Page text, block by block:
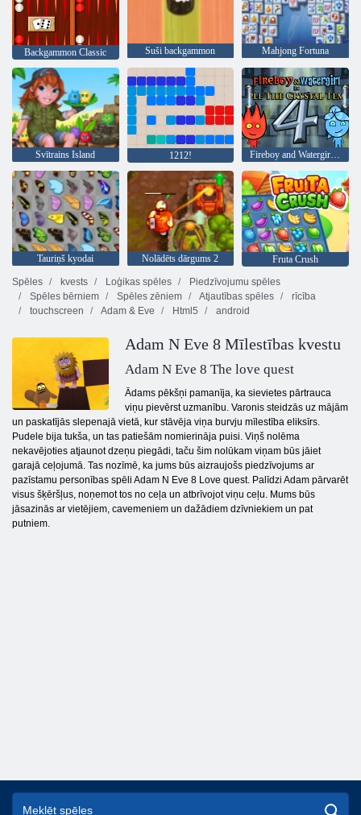
Backgammon Classic Suši backgammon Mahjong Fortuna
Svītrains Island 1212! Fireboy and Watergirl 4: Kristāla templis
Tauriņš kyodai Nolādēts dārgums 2
Fruta Crush
Spēles
kvests Loģikas spēles
Piedzīvojumu spēles
Spēles bērniem
Spēles zēniem Atjautības spēles
rīcība
touchscreen
Adam & Eve Html5 android
Adam N Eve 8 Mīlestības kvestu
Adam N Eve 8 The love quest
Ādams pēkšņi pamanīja, ka sievietes pārtrauca
viņu pievērst uzmanību. Varonis steidzās uz mājām
un paskatījās slepenajā vietā, kur stāvēja viņa burvju mīlestība eliksīrs.
Pudele bija tukša, un tas patiešām nomierināja puisi. Viņš nolēma
nekavējoties atjaunot dzeņu piegādi, taču šim nolūkam viņam būs jāiet
garajā ceļojumā. Tas nozīmē, ka jums būs aizraujošs piedzīvojums ar
pazīstamu personības spēli Adam N Eve 8 Love quest. Palīdzi Adam pārvarēt
visus šķēršļus, noņemot tos no ceļa un atbrīvojot viņu ceļu. Mums būs
jāsazinās ar vietējiem, cavemeniem un dažādiem dzīvniekiem un pat
putniem.